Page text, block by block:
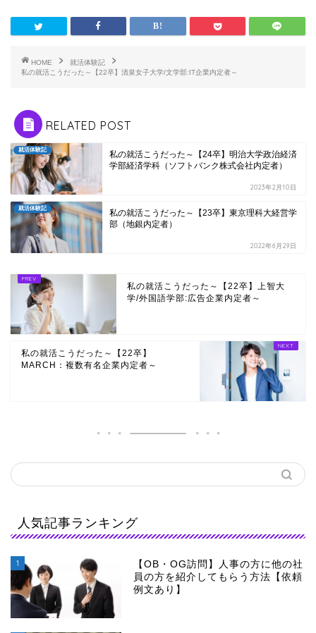
HOME
就活体験記
私の就活こうだった～【22卒】清泉女子大学/文学部:IT企業内定者～
RELATED POST
就活体験記
私の就活こうだった～【24卒】明治大学政治経済
学部経済学科（ソフトバンク株式会社内定者）
2023年2月10日
就活体験記
私の就活こうだった～【23卒】東京理科大経営学
部（地銀内定者）
2022年6月29日
私の就活こうだった～【22卒】上智大
学/外国語学部:広告企業内定者～
私の就活こうだった～【22卒】
MARCH：複数有名企業内定者～
人気記事ランキング
1
【OB・OG訪問】人事の方に他の社
員の方を紹介してもらう方法【依頼
例文あり】